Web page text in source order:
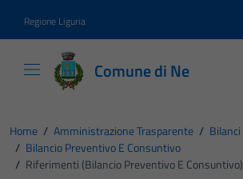
Regione Liguria
Comune di Ne
Home / Amministrazione Trasparente / Bilanci
/ Bilancio Preventivo E Consuntivo
/ Riferimenti (Bilancio Preventivo E Consuntivo)